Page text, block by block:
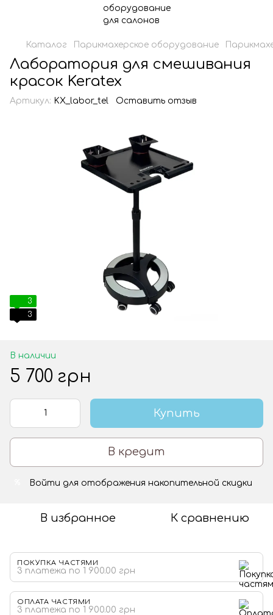
Каталог Парикмахерское оборудование
Лаборатория для смешивания
красок Keratex
Артикул: KX_labor_tel Оставить отзыв
3
3
В наличии
5 700 грн
Купить
В кредит
Войти для отображения накопительной скидки
В избранное К сравнению
ПОКУПКА ЧАСТЯМИ
3 платежа по 1 900.00 грн
ОПЛАТА ЧАСТЯМИ
3 платежа по 1 900.00 грн